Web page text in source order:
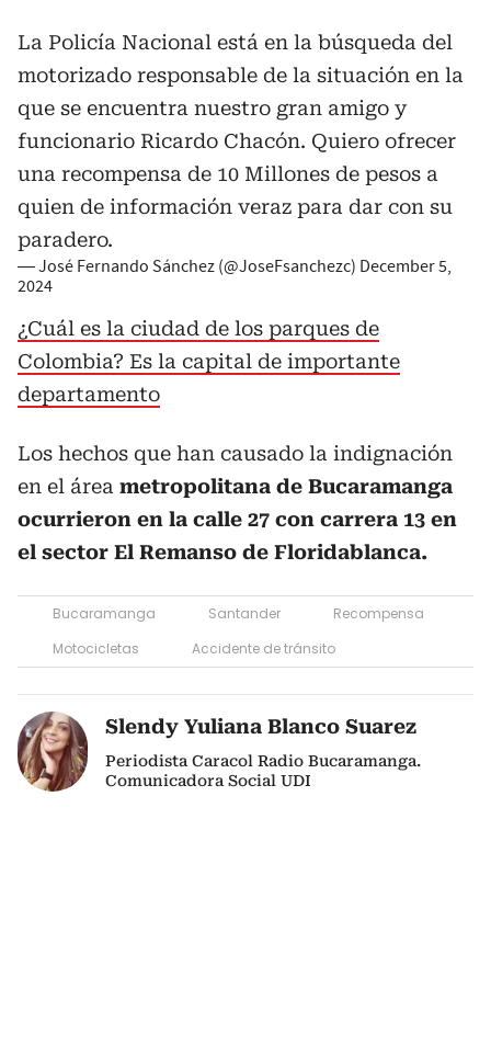
La Policía Nacional está en la búsqueda del
motorizado responsable de la situación en la
que se encuentra nuestro gran amigo y
funcionario Ricardo Chacón. Quiero ofrecer
una recompensa de 10 Millones de pesos a
quien de información veraz para dar con su
paradero.
— José Fernando Sánchez (@JoseFsanchezc) December 5,
2024
¿Cuál es la ciudad de los parques de
Colombia? Es la capital de importante
departamento
Los hechos que han causado la indignación
en el área metropolitana de Bucaramanga
ocurrieron en la calle 27 con carrera 13 en
el sector El Remanso de Floridablanca.
Bucaramanga Santander
Recompensa
Motocicletas
Accidente de tránsito
Slendy Yuliana Blanco Suarez
Periodista Caracol Radio Bucaramanga.
Comunicadora Social UDI